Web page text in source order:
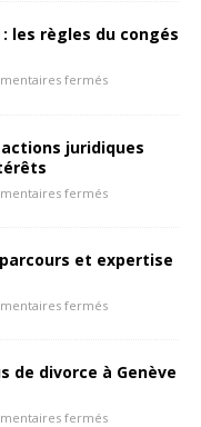
les règles du congés
fermés
juridiques
fermés
et expertise
fermés
de divorce à Genève
fermés